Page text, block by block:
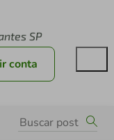
SP
conta